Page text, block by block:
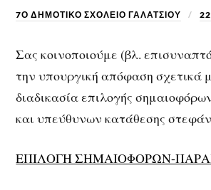
7Ο ΔΗΜΟΤΙΚΟ ΣΧΟΛΕΙΟ ΓΑΛΑΤΣΙΟΥ
Σας κοινοποιούμε (βλ.
την υπουργική απόφαση σχετικά
διαδικασία επιλογής
και υπεύθυνων κατάθεσης
ΕΠΙΛΟΓΗ ΣΗΜΑΙΟΦΟΡΩΝ-